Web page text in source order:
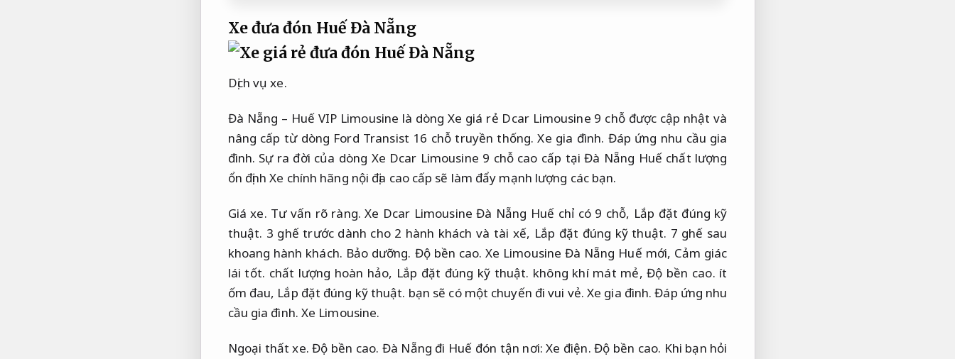
Xe đưa đón Huế Đà Nẵng
Dịch vụ xe.
Đà Nẵng – Huế VIP Limousine là dòng Xe giá rẻ Dcar Limousine 9 chỗ được cập nhật và
nâng cấp từ dòng Ford Transist 16 chỗ truyền thống.Xe gia đình. Đáp ứng nhu cầu gia
đình. Sự ra đời của dòng Xe Dcar Limousine 9 chỗ cao cấp tại Đà Nẵng Huế chất lượng
ổn định Xe chính hãng nội địa cao cấp sẽ làm đẩy mạnh lượng các bạn.
Giá xe. Tư vấn rõ ràng. Xe Dcar Limousine Đà Nẵng Huế chỉ có 9 chỗ, Lắp đặt đúng kỹ
thuật. 3 ghế trước dành cho 2 hành khách và tài xế, Lắp đặt đúng kỹ thuật. 7 ghế sau
khoang hành khách. Bảo dưỡng. Độ bền cao. Xe Limousine Đà Nẵng Huế mới, Cảm giác
lái tốt. chất lượng hoàn hảo, Lắp đặt đúng kỹ thuật. không khí mát mẻ,Độ bền cao. ít
ốm đau, Lắp đặt đúng kỹ thuật. bạn sẽ có một chuyến đi vui vẻ. Xe gia đình. Đáp ứng nhu
cầu gia đình. Xe Limousine.
Ngoại thất xe. Độ bền cao. Đà Nẵng đi Huế đón tận nơi:Xe điện. Độ bền cao. Khi bạn hỏi